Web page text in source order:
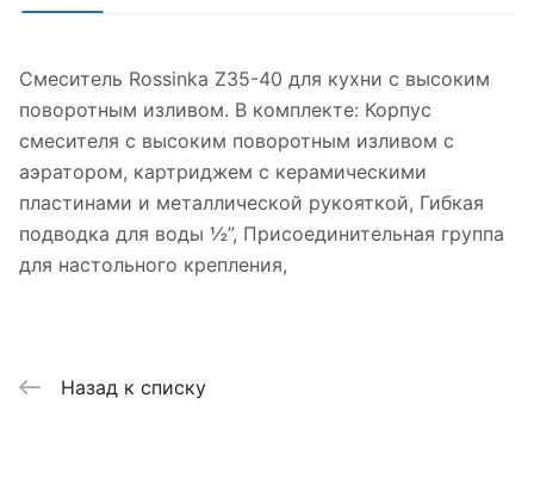
Смеситель Rossinka Z35-40 для кухни с высоким
поворотным изливом. В комплекте: Корпус
смесителя с высоким поворотным изливом с
аэратором, картриджем с керамическими
пластинами и металлической рукояткой, Гибкая
подводка для воды ½”, Присоединительная группа
для настольного крепления,
Назад к списку